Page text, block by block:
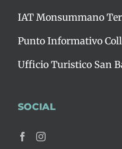
IAT Monsummano
Punto Informativo
Ufficio Turistico San
SOCIAL